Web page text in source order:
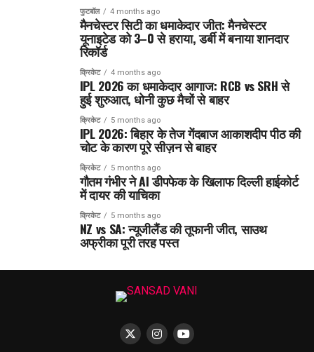
फुटबॉल 4 months ago
मैनचेस्टर सिटी का धमाकेदार जीत: मैनचेस्टर
यूनाइटेड को 3–0 से हराया, डर्बी में बनाया शानदार
रिकॉर्ड
क्रिकेट 4 months ago
IPL 2026 का धमाकेदार आगाज: RCB vs SRH से
हुई शुरुआत, धोनी कुछ मैचों से बाहर
क्रिकेट 5 months ago
IPL 2026: बिहार के तेज गेंदबाज आकाशदीप पीठ की
चोट के कारण पूरे सीज़न से बाहर
क्रिकेट 5 months ago
गौतम गंभीर ने AI डीपफेक के खिलाफ दिल्ली हाईकोर्ट
में दायर की याचिका
क्रिकेट 5 months ago
NZ vs SA: न्यूजीलैंड की तूफानी जीत, साउथ
अफ्रीका पूरी तरह पस्त